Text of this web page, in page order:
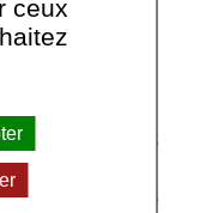
disponibles
standards
ceux